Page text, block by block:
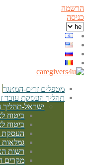
הרשמה
כניסה
מטפלים זרים-המאגר
תהליך העסקת עובד
ישראל-תהליך
ביטוח
ביטוח
העסקת
רשות
מקרים